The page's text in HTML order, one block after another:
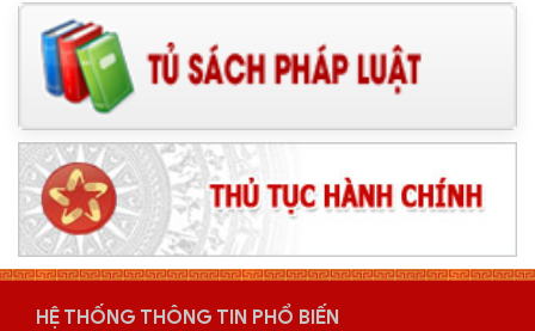
HỆ THỐNG THÔNG TIN PHỔ BIẾN